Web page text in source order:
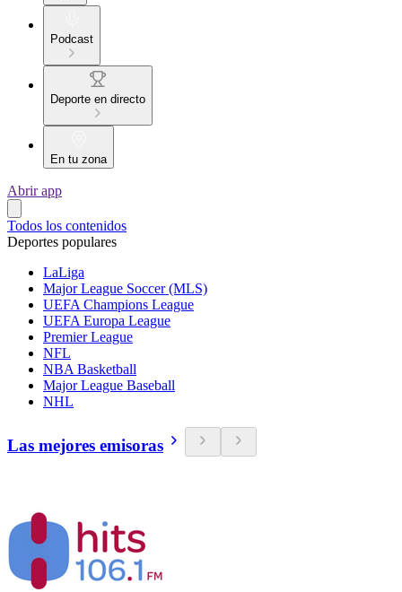
Podcast
Deporte en directo
En tu zona
Abrir app
Todos los contenidos
Deportes populares
LaLiga
Major League Soccer (MLS)
UEFA Champions League
UEFA Europa League
Premier League
NFL
NBA Basketball
Major League Baseball
NHL
Las mejores emisoras